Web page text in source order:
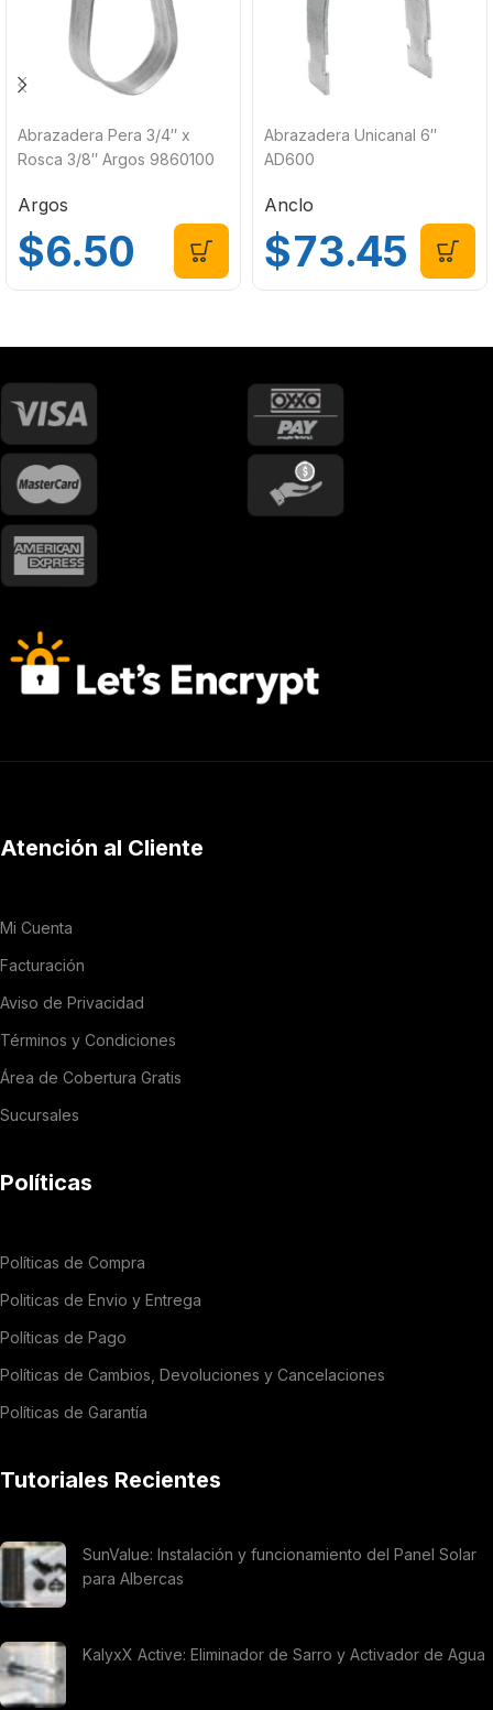
Abrazadera Pera 3/4″ x
Rosca 3/8″ Argos 9860100
Argos
$6.50
Abrazadera Unicanal 6″
AD600
Anclo
$73.45
Atención al Cliente
Mi Cuenta
Facturación
Aviso de Privacidad
Términos y Condiciones
Área de Cobertura Gratis
Sucursales
Políticas
Políticas de Compra
Politicas de Envio y Entrega
Políticas de Pago
Políticas de Cambios, Devoluciones y Cancelaciones
Políticas de Garantía
Tutoriales Recientes
SunValue: Instalación y funcionamiento del Panel Solar
para Albercas
KalyxX Active: Eliminador de Sarro y Activador de Agua